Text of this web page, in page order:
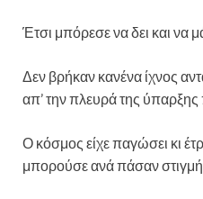
Έτσι μπόρεσε να δει και να
Δεν βρήκαν κανένα ίχνος
απ’ την πλευρά της
Ο κόσμος είχε παγώσει κι
μπορούσε ανά πάσαν